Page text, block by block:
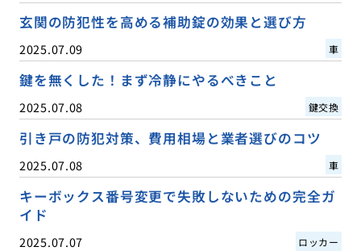
玄関の防犯性を高める補助錠の効果と選び方
2025.07.09 車
鍵を無くした！まず冷静にやるべきこと
2025.07.08 鍵交換
引き戸の防犯対策、費用相場と業者選びのコツ
2025.07.08 車
キーボックス番号変更で失敗しないための完全ガ
イド
2025.07.07 ロッカー